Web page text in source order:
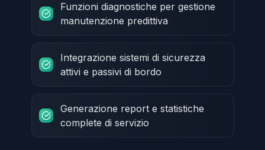
Funzioni diagnostiche per gestione
manutenzione predittiva
Integrazione sistemi di sicurezza
attivi e passivi di bordo
Generazione report e statistiche
complete di servizio